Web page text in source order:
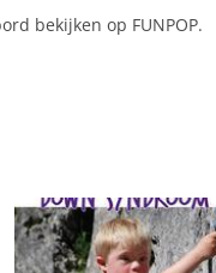
bekijken op FUNPOP.